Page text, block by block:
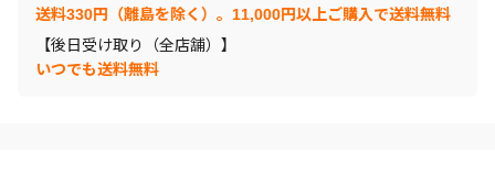
送料330円（離島を除く）。11,000円以上ご購入で送料無料
【後日受け取り（全店舗）】
いつでも送料無料